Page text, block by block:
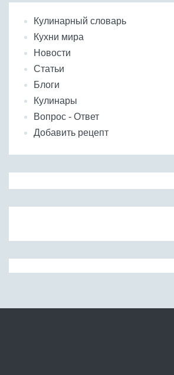
Кулинарный словарь
Кухни мира
Новости
Статьи
Блоги
Кулинары
Вопрос - Ответ
Добавить рецепт